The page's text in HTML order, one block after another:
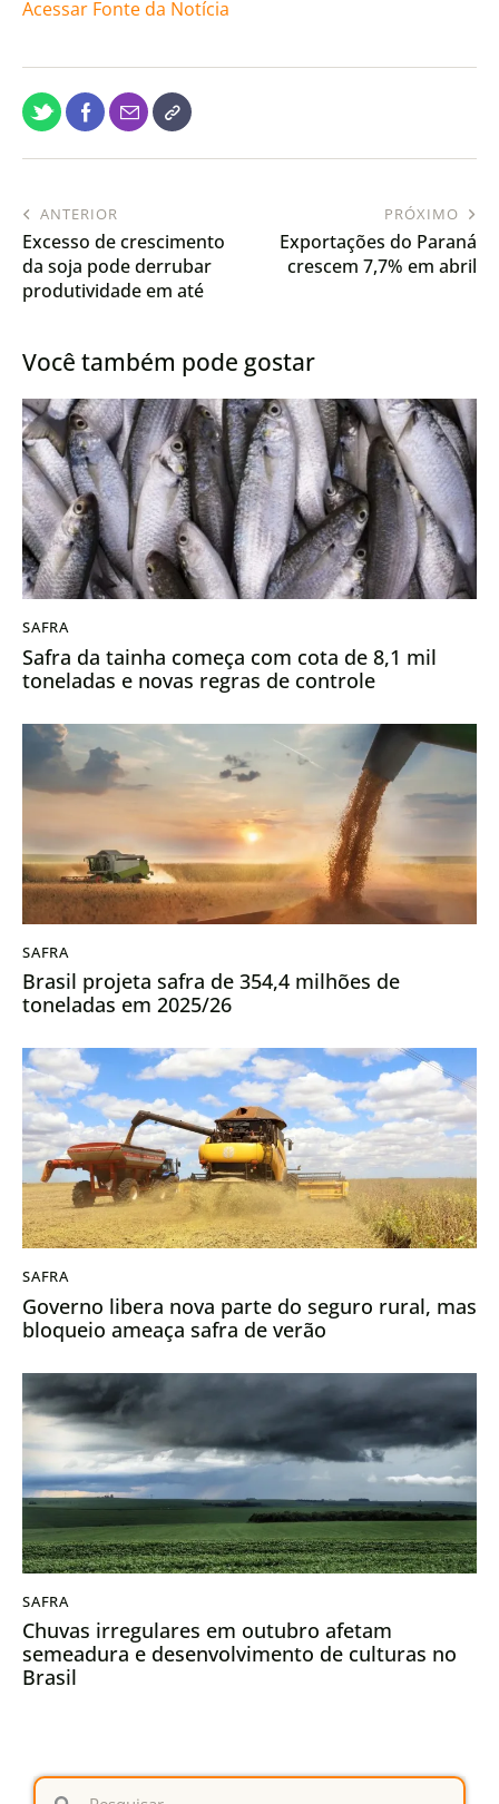
Acessar Fonte da Notícia
ANTERIOR
Excesso de crescimento
da soja pode derrubar
produtividade em até
PRÓXIMO
Exportações do Paraná
crescem 7,7% em abril
Você também pode gostar
SAFRA
Safra da tainha começa com cota de 8,1 mil
toneladas e novas regras de controle
SAFRA
Brasil projeta safra de 354,4 milhões de
toneladas em 2025/26
SAFRA
Governo libera nova parte do seguro rural, mas
bloqueio ameaça safra de verão
SAFRA
Chuvas irregulares em outubro afetam
semeadura e desenvolvimento de culturas no
Brasil